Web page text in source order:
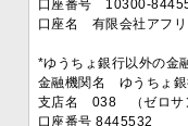
口座番号 10300-
口座名 有限会社アフ
*ゆうちょ銀行以外の金
金融機関名 ゆうちょ
支店名 038 （ゼロサ
口座番号 8445532